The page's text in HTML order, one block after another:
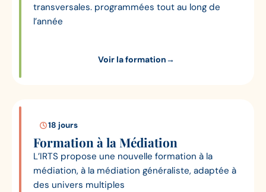
transversales. programmées tout au long de
l’année
Voir la formation→
18 jours
Formation à la Médiation
L’IRTS propose une nouvelle formation à la
médiation, à la médiation généraliste, adaptée à
des univers multiples